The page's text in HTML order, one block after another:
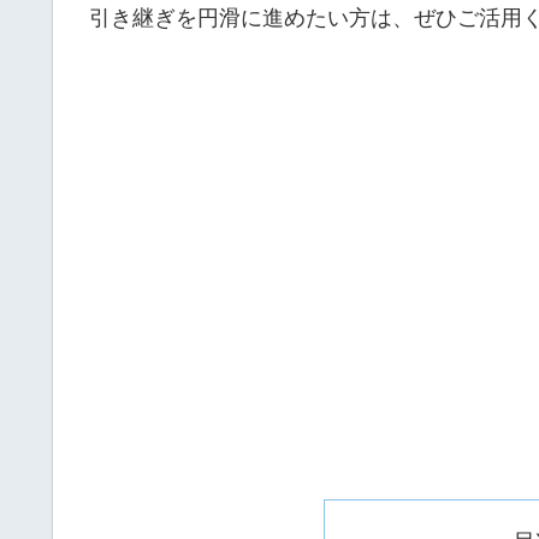
引き継ぎを円滑に進めたい方は、ぜひご活用